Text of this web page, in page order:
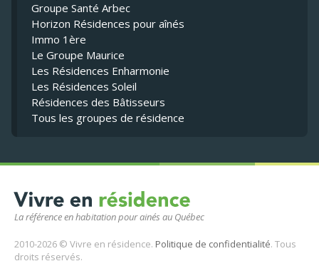
La référence en habitation pour ainés au Québec
2010-2026 © Vivre en résidence. Politique de confidentialité. Tous
droits réservés.
Groupe Santé Arbec
Horizon Résidences pour aînés
Immo 1ère
Le Groupe Maurice
Les Résidences Enharmonie
Les Résidences Soleil
Résidences des Bâtisseurs
Tous les groupes de résidence